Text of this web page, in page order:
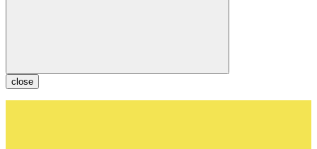
close